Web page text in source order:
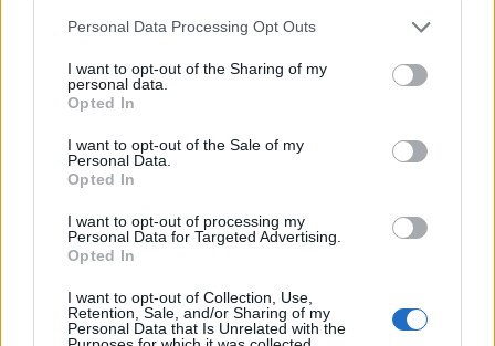
Please note that this website/app uses one or more Google
not limited to your visit or usage behaviour. You may click to
grant or deny consent to Google and its third-party tags to
use your data for below specified purposes in below Google
consent section.
Personal Data Processing Opt Outs
I want to opt-out of the Sharing of my
personal data.
Opted In
I want to opt-out of the Sale of my
Personal Data.
Opted In
I want to opt-out of processing my
Personal Data for Targeted Advertising.
Opted In
I want to opt-out of Collection, Use,
Retention, Sale, and/or Sharing of my
Personal Data that Is Unrelated with the
ΔΕΙΤΕ –> ΕΔΩ
θα κληθούν να κάνουν δήλωση προτίμησης (με βάση τα
εναπομείναντα οργανικά κενά) όλοι οι εκπαιδευτικοί
που έχουν κάνει αίτηση βελτίωσης θέσης ή οριστικής
τοποθέτησης και έχουν μετατεθεί ή βρίσκονται στη
διάθεση της Διεύθυνσης ΠΕ Α΄ Αθήνας, για τους οποίους
η διαδικασία μετάθεσης ή οριστικής τοποθέτησης τους,
είναι πιθανό να ξεκινήσει μετά τις 21 Ιουνίου.